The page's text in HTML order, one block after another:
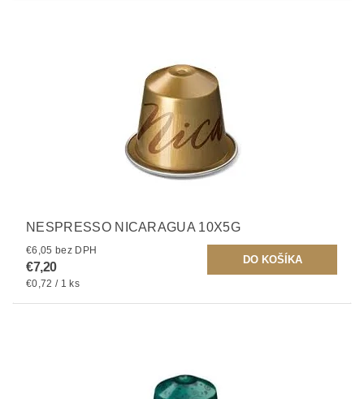
NESPRESSO NICARAGUA 10X5G
€6,05 bez DPH
€7,20
€0,72 / 1 ks